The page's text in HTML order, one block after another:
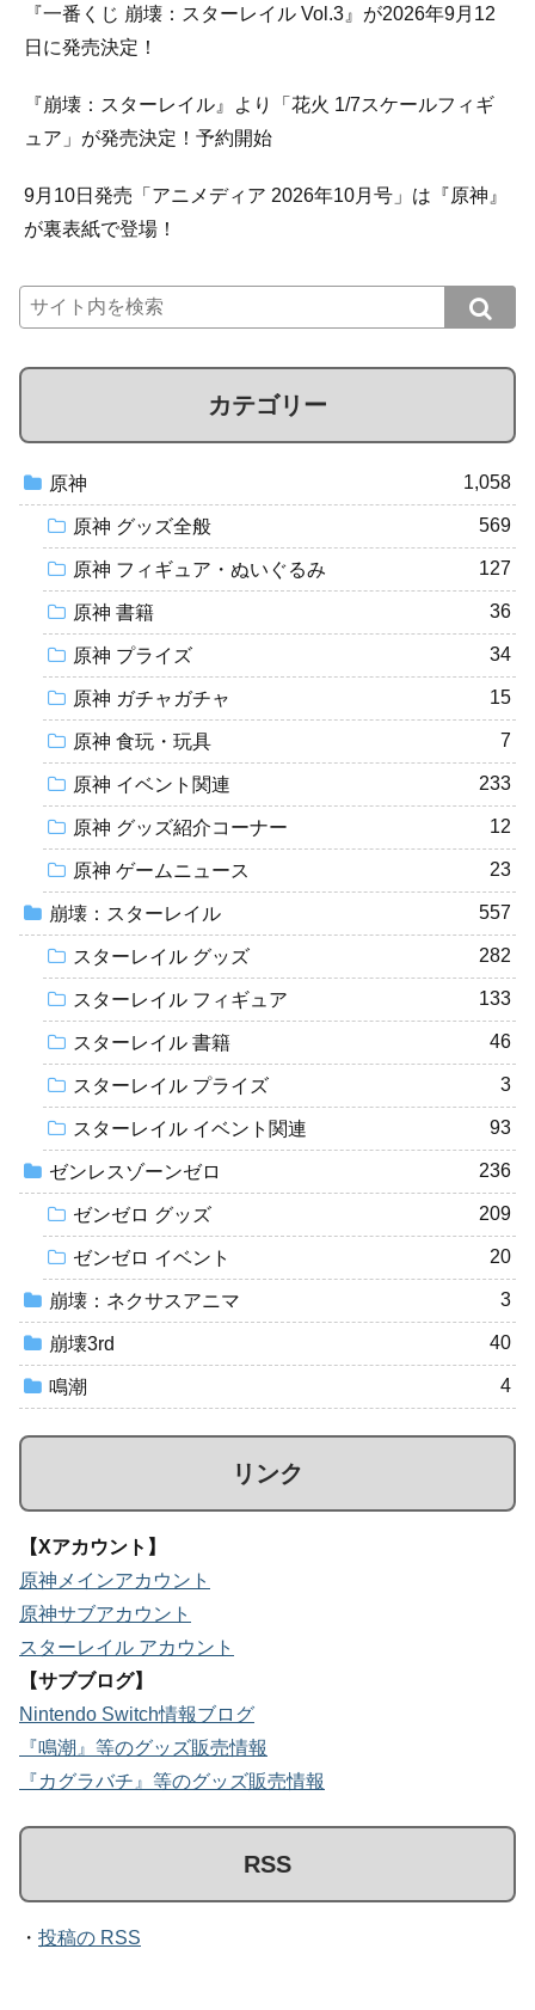
『一番くじ 崩壊：スターレイル Vol.3』が2026年9月12
日に発売決定！
『崩壊：スターレイル』より「花火 1/7スケールフィギ
ュア」が発売決定！予約開始
9月10日発売「アニメディア 2026年10月号」は『原神』
が裏表紙で登場！
カテゴリー
原神 1,058
原神 グッズ全般 569
原神 フィギュア・ぬいぐるみ 127
原神 書籍 36
原神 プライズ 34
原神 ガチャガチャ 15
原神 食玩・玩具 7
原神 イベント関連 233
原神 グッズ紹介コーナー 12
原神 ゲームニュース 23
崩壊：スターレイル 557
スターレイル グッズ 282
スターレイル フィギュア 133
スターレイル 書籍 46
スターレイル プライズ 3
スターレイル イベント関連 93
ゼンレスゾーンゼロ 236
ゼンゼロ グッズ 209
ゼンゼロ イベント 20
崩壊：ネクサスアニマ 3
崩壊3rd 40
鳴潮 4
リンク
【Xアカウント】
原神メインアカウント
原神サブアカウント
スターレイル アカウント
【サブブログ】
Nintendo Switch情報ブログ
『鳴潮』等のグッズ販売情報
『カグラバチ』等のグッズ販売情報
RSS
・ 投稿の RSS